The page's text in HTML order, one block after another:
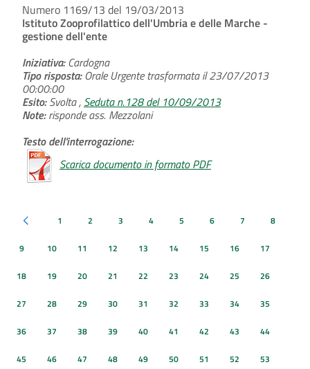
Numero 1169/13 del 19/03/2013
Istituto Zooprofilattico dell'Umbria e delle Marche -
gestione dell'ente
Iniziativa:Cardogna
Tipo risposta:Orale Urgente trasformata il 23/07/2013
00:00:00
Esito:Svolta , Seduta n.128 del 10/09/2013
Note:risponde ass. Mezzolani
Testo dell'interrogazione:
Scarica documento in formato PDF
Pagina precedente
1 2 3 4 5 6 7 8
9 10 11 12 13 14 15 16 17
18 19 20 21 22 23 24 25 26
27 28 29 30 31 32 33 34 35
36 37 38 39 40 41 42 43 44
45 46 47 48 49 50 51 52 53